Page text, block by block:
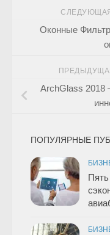
Оконные
ArchGlass 2018
ПОПУЛЯРНЫЕ